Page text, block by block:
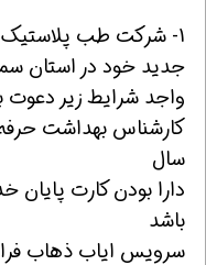
1- شرکت طب پلاستیک
جدید خود در استان
واجد شرایط زیر دعوت
سال
دارا بودن کارت پایان
باشد
سرویس ایاب ذهاب